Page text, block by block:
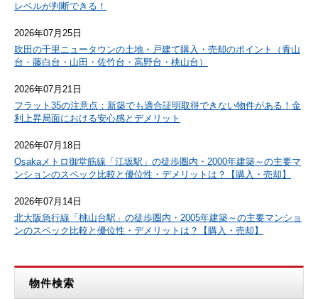
レベルが判断できる！
2026年07月25日
吹田の千里ニュータウンの土地・戸建て購入・売却のポイント（青山
台・藤白台・山田・佐竹台・高野台・桃山台）
2026年07月21日
フラット35の注意点：新築でも適合証明取得できない物件がある！金
利上昇局面における安心感とデメリット
2026年07月18日
Osakaメトロ御堂筋線「江坂駅」の徒歩圏内・2000年建築～の主要マ
ンションのスペック比較と優位性・デメリットは？【購入・売却】
2026年07月14日
北大阪急行線「桃山台駅」の徒歩圏内・2005年建築～の主要マンショ
ンのスペック比較と優位性・デメリットは？【購入・売却】
物件検索